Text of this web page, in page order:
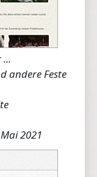
andere Feste
2021